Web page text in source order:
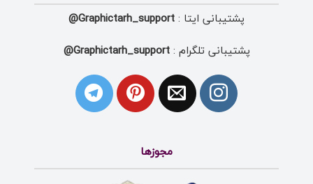
پشتیبانی ایتا : Graphictarh_support@
پشتیبانی تلگرام :Graphictarh_support@
مجوزها